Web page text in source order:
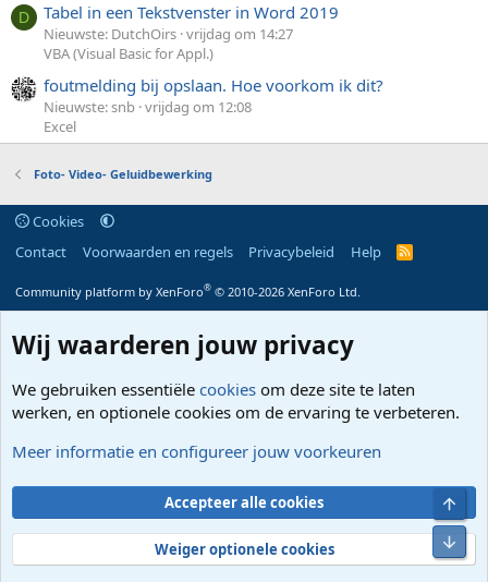
D Tabel in een Tekstvenster in Word 2019
Nieuwste: DutchOirs vrijdag om 14:27
VBA (Visual Basic for Appl.)
foutmelding bij opslaan. Hoe voorkom ik dit?
Nieuwste: snb vrijdag om 12:08
Excel
Foto- Video- Geluidbewerking
Cookies
Contact
Voorwaarden en regels Privacybeleid Help
R
S
Community platform by XenForo® © 2010-2026 XenForo Ltd.
Wij waarderen jouw privacy
We gebruiken essentiële cookies om deze site te laten
werken, en optionele cookies om de ervaring te verbeteren.
Meer informatie en configureer jouw voorkeuren
Accepteer alle cookies
Weiger optionele cookies